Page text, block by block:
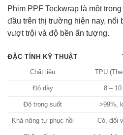
Phim PPF Teckwrap là một
đầu trên thị trường hiện nay, nổi
vượt trội và độ bền ấn tượng.
ĐẶC TÍNH KỸ THUẬT
Chất liệu TPU
Độ dày 8 – 10
Độ trong suốt >99%,
Khả năng tự phục hồi Có, đối